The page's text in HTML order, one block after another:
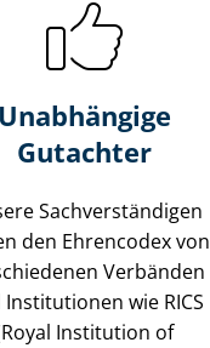
Unabhängige
Gutachter
Sach­ver­stän­di­gen
den Ehrencodex von
Verbänden
wie RICS
Institution of